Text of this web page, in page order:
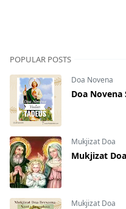
POPULAR POSTS
Doa Novena
Doa Novena
Mukjizat Doa
Mukjizat
Mukjizat Doa